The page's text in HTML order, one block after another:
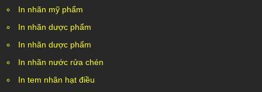
In nhãn mỹ phẩm
In nhãn dược phẩm
In nhãn dược phẩm
In nhãn nước rửa chén
In tem nhãn hạt điều